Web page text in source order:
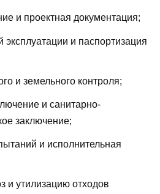
и проектная документация;
эксплуатации и паспортизация
и земельного контроля;
и санитарно-
заключение;
и исполнительная
и утилизацию отходов